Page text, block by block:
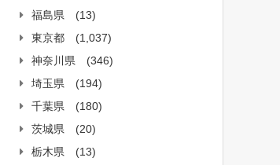
福島県
(13)
東京都
(1,037)
神奈川県
(346)
埼玉県
(194)
千葉県
(180)
茨城県
(20)
栃木県
(13)